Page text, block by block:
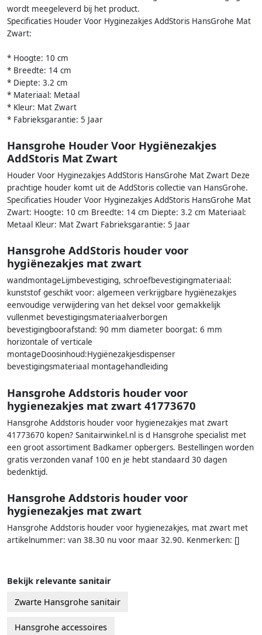
wordt meegeleverd bij het product.
Specificaties Houder Voor Hyginezakjes AddStoris HansGrohe Mat
Zwart:
* Hoogte: 10 cm
* Breedte: 14 cm
* Diepte: 3.2 cm
* Materiaal: Metaal
* Kleur: Mat Zwart
* Fabrieksgarantie: 5 Jaar
Hansgrohe Houder Voor Hygiënezakjes
AddStoris Mat Zwart
Houder Voor Hyginezakjes AddStoris HansGrohe Mat Zwart Deze
prachtige houder komt uit de AddStoris collectie van HansGrohe.
Specificaties Houder Voor Hyginezakjes AddStoris HansGrohe Mat
Zwart: Hoogte: 10 cm Breedte: 14 cm Diepte: 3.2 cm Materiaal:
Metaal Kleur: Mat Zwart Fabrieksgarantie: 5 Jaar
Hansgrohe AddStoris houder voor
hygiënezakjes mat zwart
wandmontageLijmbevestiging, schroefbevestigingmateriaal:
kunststof geschikt voor: algemeen verkrijgbare hygiënezakjes
eenvoudige verwijdering van het deksel voor gemakkelijk
vullenmet bevestigingsmateriaalverborgen
bevestigingboorafstand: 90 mm diameter boorgat: 6 mm
horizontale of verticale
montageDoosinhoud:Hygiënezakjesdispenser
bevestigingsmateriaal montagehandleiding
Hansgrohe Addstoris houder voor
hygienezakjes mat zwart 41773670
Hansgrohe Addstoris houder voor hygienezakjes mat zwart
41773670 kopen? Sanitairwinkel.nl is d Hansgrohe specialist met
een groot assortiment Badkamer opbergers. Bestellingen worden
gratis verzonden vanaf 100 en je hebt standaard 30 dagen
bedenktijd.
Hansgrohe Addstoris houder voor
hygienezakjes mat zwart
Hansgrohe Addstoris houder voor hygienezakjes, mat zwart met
artikelnummer: van 38.30 nu voor maar 32.90. Kenmerken: []
Bekijk relevante sanitair
Zwarte Hansgrohe sanitair
Hansgrohe accessoires